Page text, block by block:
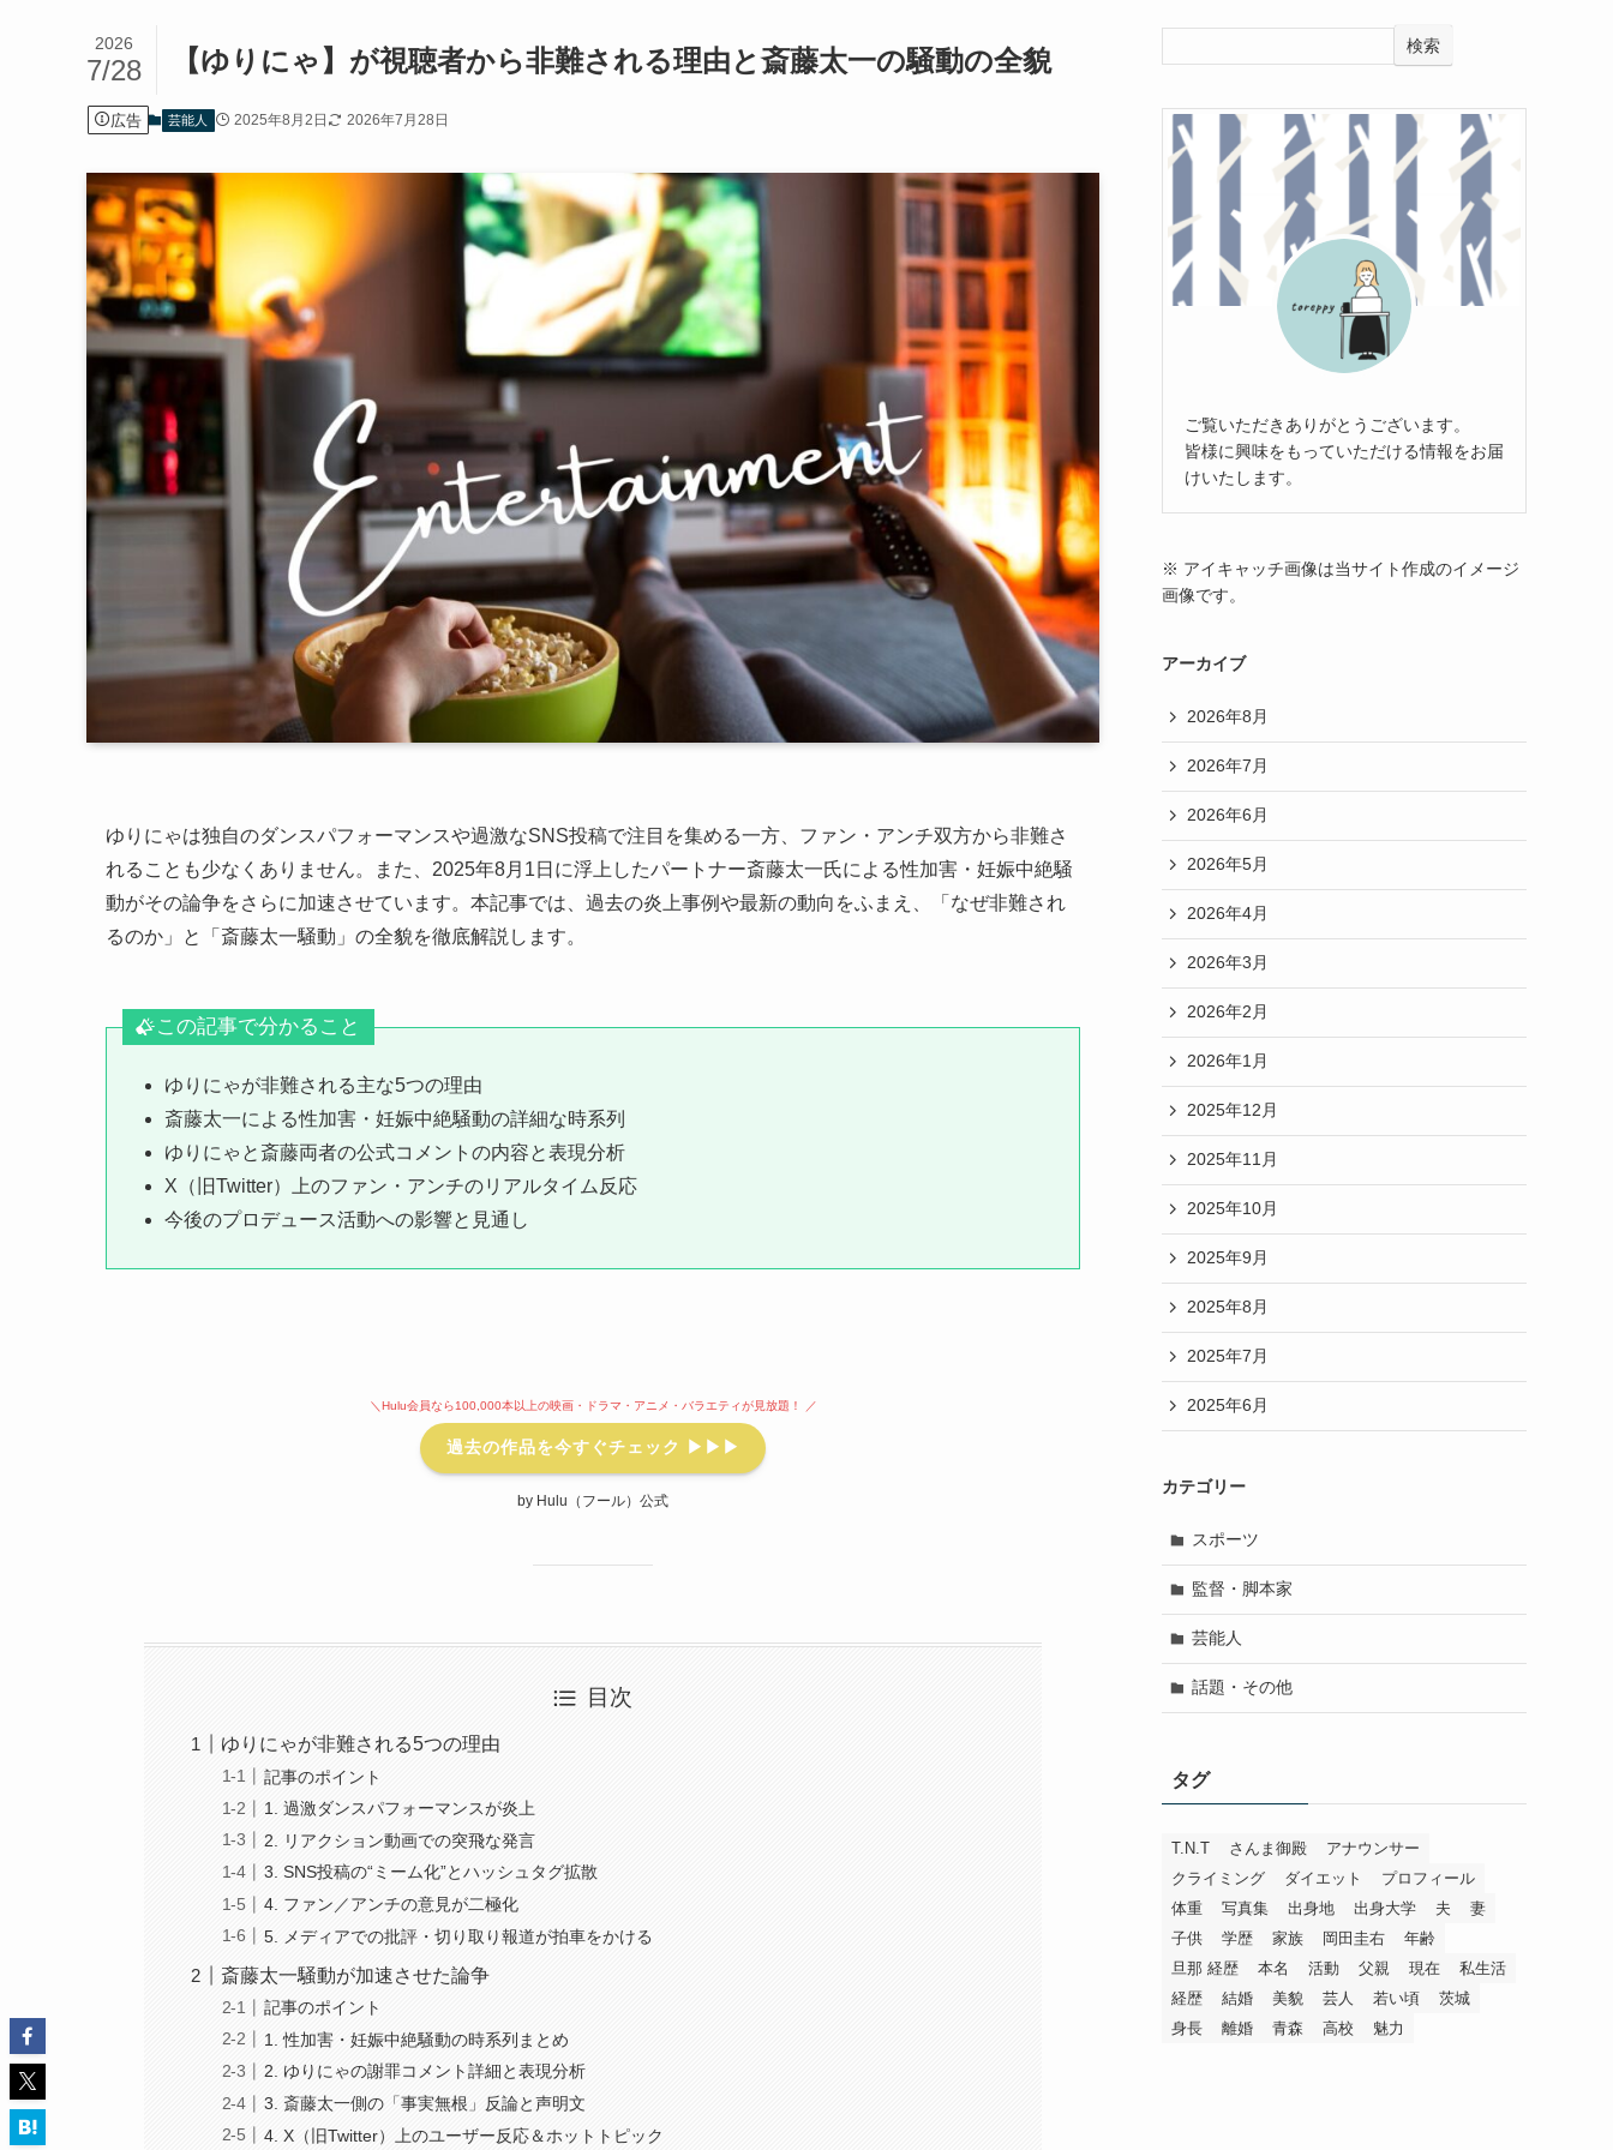
【ゆりにゃ】が視聴者から非難される理由と斎藤太一の騒動の全貌
2026
7/28
広告 芸能人 2025年8月2日 2026年7月28日
ゆりにゃは独自のダンスパフォーマンスや過激なSNS投稿で注目を集める一方、ファン・アンチ双方から非難さ
れることも少なくありません。また、2025年8月1日に浮上したパートナー斎藤太一氏による性加害・妊娠中絶騒
動がその論争をさらに加速させています。本記事では、過去の炎上事例や最新の動向をふまえ、「なぜ非難され
るのか」と「斎藤太一騒動」の全貌を徹底解説します。
この記事で分かること
ゆりにゃが非難される主な5つの理由
斎藤太一による性加害・妊娠中絶騒動の詳細な時系列
ゆりにゃと斎藤両者の公式コメントの内容と表現分析
X（旧Twitter）上のファン・アンチのリアルタイム反応
今後のプロデュース活動への影響と見通し
＼Hulu会員なら100,000本以上の映画・ドラマ・アニメ・バラエティが見放題！ ／
過去の作品を今すぐチェック ▶▶▶
by Hulu（フール）公式
目次
ゆりにゃが非難される5つの理由
記事のポイント
1. 過激ダンスパフォーマンスが炎上
2. リアクション動画での突飛な発言
3. SNS投稿の“ミーム化”とハッシュタグ拡散
4. ファン／アンチの意見が二極化
5. メディアでの批評・切り取り報道が拍車をかける
斎藤太一騒動が加速させた論争
記事のポイント
1. 性加害・妊娠中絶騒動の時系列まとめ
2. ゆりにゃの謝罪コメント詳細と表現分析
3. 斎藤太一側の「事実無根」反論と声明文
4. X（旧Twitter）上のユーザー反応＆ホットトピック
検索
ご覧いただきありがとうございます。
皆様に興味をもっていただける情報をお届
けいたします。
※ アイキャッチ画像は当サイト作成のイメージ
画像です。
アーカイブ
2026年8月
2026年7月
2026年6月
2026年5月
2026年4月
2026年3月
2026年2月
2026年1月
2025年12月
2025年11月
2025年10月
2025年9月
2025年8月
2025年7月
2025年6月
カテゴリー
スポーツ
監督・脚本家
芸能人
話題・その他
タグ
T.N.T さんま御殿
アナウンサー
クライミング
ダイエット
プロフィール
体重
写真集 出身地 出身大学 夫
妻
子供
学歴 家族 岡田圭右
年齢
旦那 経歴
本名 活動 父親 現在
私生活
経歴
結婚 美貌 芸人 若い頃
茨城
身長
離婚 青森 高校 魅力